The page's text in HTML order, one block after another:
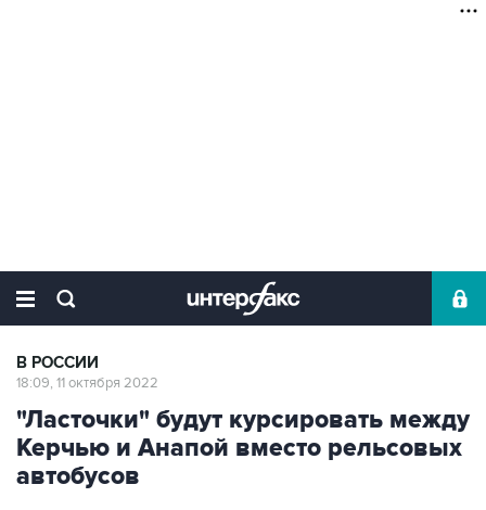
В РОССИИ
18:09, 11 октября 2022
"Ласточки" будут курсировать между
Керчью и Анапой вместо рельсовых
автобусов